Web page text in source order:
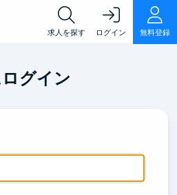
求人を探す ログイン 無料登録
グイン